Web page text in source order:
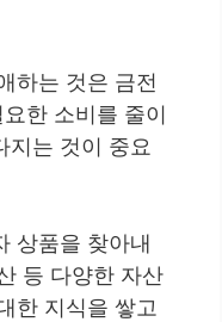
하는 것은 금전
한 소비를 줄이
지는 것이 중요
상품을 찾아내
등 다양한 자산
한 지식을 쌓고